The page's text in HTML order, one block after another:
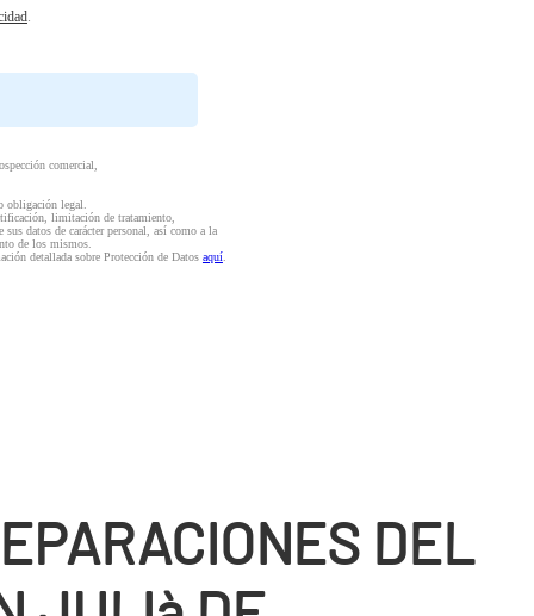
.
comercial,
obligación legal.
limitación de tratamiento,
datos de carácter personal, así como a la
de los mismos.
detallada sobre Protección de Datos aquí.
DEL